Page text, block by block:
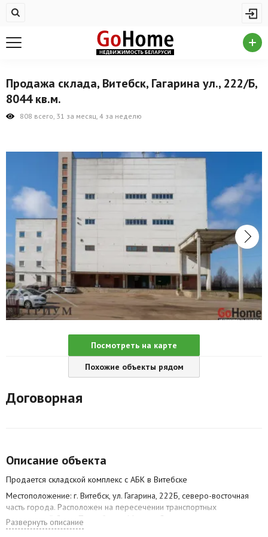
Купить квартиру
На сутки
Новостройки
Комерческая недвижимость
Продажа коммерческой недвижимости
Аренда коммерческой недвижимости
Новости
Агентства
Ремонт квартир
Грузовое такси
Способы оплаты
Продажа склада, Витебск, Гагарина ул., 222/Б,
8044 кв.м.
808 всего, 31 за месяц, 4 за неделю
Посмотреть на карте
Похожие объекты рядом
Договорная
Описание объекта
Продается складской комплекс с АБК в Витебске
Местоположение: г. Витебск, ул. Гагарина, 222Б, северо-восточная
часть города. Расположен на пересечении транспортных
направлений Санкт-Петербург – Минск – Смоленск, с
асфальтированными подъездными путями и зоной разворота для
Развернуть описание